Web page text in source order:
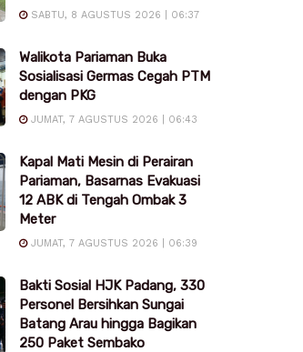
SABTU, 8 AGUSTUS 2026 | 06:37
Walikota Pariaman Buka
Sosialisasi Germas Cegah PTM
dengan PKG
JUMAT, 7 AGUSTUS 2026 | 06:43
Kapal Mati Mesin di Perairan
Pariaman, Basarnas Evakuasi
12 ABK di Tengah Ombak 3
Meter
JUMAT, 7 AGUSTUS 2026 | 06:39
Bakti Sosial HJK Padang, 330
Personel Bersihkan Sungai
Batang Arau hingga Bagikan
250 Paket Sembako